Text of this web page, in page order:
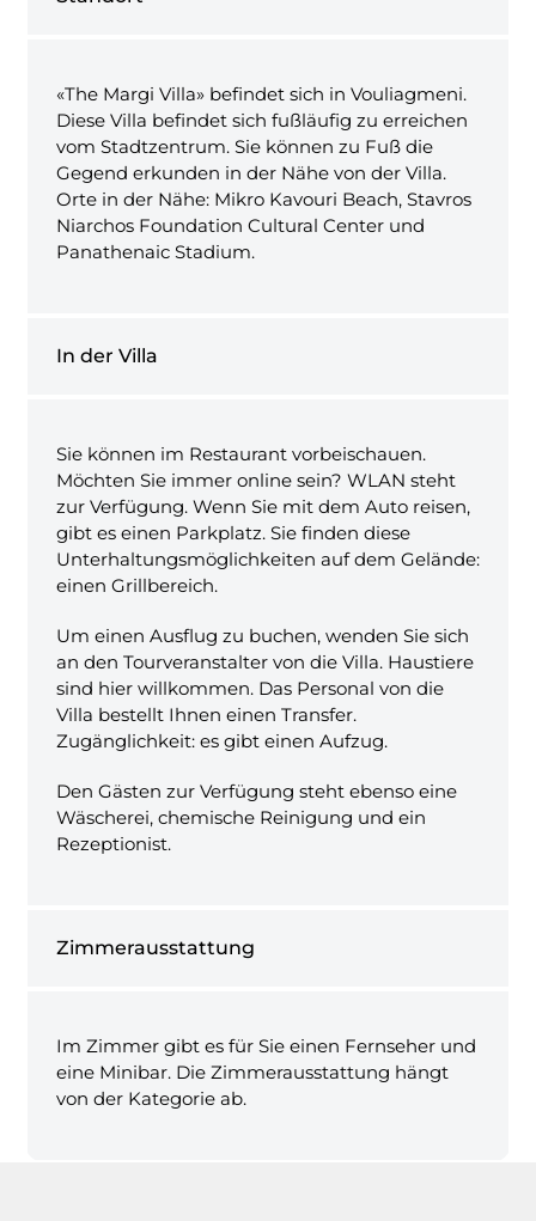
«The Margi Villa» befindet sich in Vouliagmeni.
Diese Villa befindet sich fußläufig zu erreichen
vom Stadtzentrum. Sie können zu Fuß die
Gegend erkunden in der Nähe von der Villa.
Orte in der Nähe: Mikro Kavouri Beach, Stavros
Niarchos Foundation Cultural Center und
Panathenaic Stadium.
In der Villa
Sie können im Restaurant vorbeischauen.
Möchten Sie immer online sein? WLAN steht
zur Verfügung. Wenn Sie mit dem Auto reisen,
gibt es einen Parkplatz. Sie finden diese
Unterhaltungsmöglichkeiten auf dem Gelände:
einen Grillbereich.
Um einen Ausflug zu buchen, wenden Sie sich
an den Tourveranstalter von die Villa. Haustiere
sind hier willkommen. Das Personal von die
Villa bestellt Ihnen einen Transfer.
Zugänglichkeit: es gibt einen Aufzug.
Den Gästen zur Verfügung steht ebenso eine
Wäscherei, chemische Reinigung und ein
Rezeptionist.
Zimmerausstattung
Im Zimmer gibt es für Sie einen Fernseher und
eine Minibar. Die Zimmerausstattung hängt
von der Kategorie ab.